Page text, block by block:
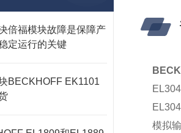
倍福模块故障是保障产
定运行的关键
BECKHOFF EK1101
模拟